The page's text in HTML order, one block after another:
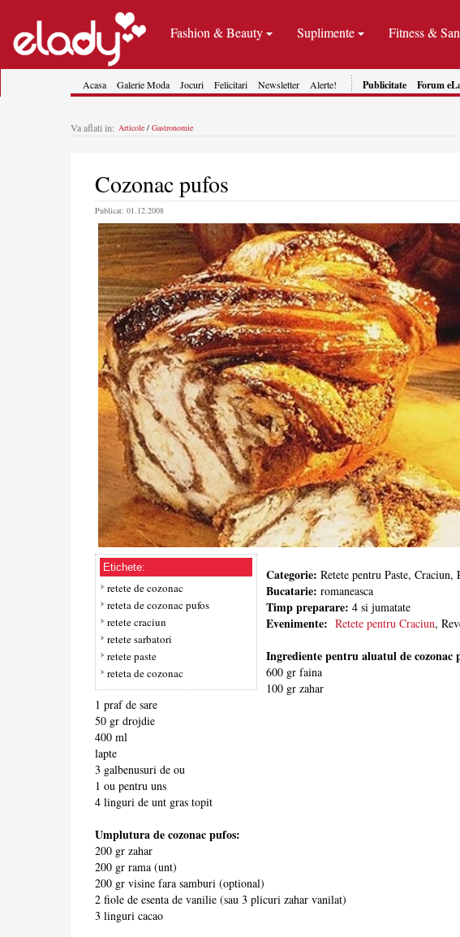
Fashion & Beauty Suplimente Fitness &
Acasa Galerie Moda Jocuri Felicitari Newsletter Alerte! Publicitate Forum
Va aflati in: Articole / Gastronomie
Cozonac pufos
Publicat: 01.12.2008
Etichete:
retete de cozonac
reteta de cozonac pufos
retete craciun
retete sarbatori
retete paste
reteta de cozonac
Categorie: Retete pentru Paste, Craciun,
Bucatarie: romaneasca
Timp preparare: 4 si jumatate
Evenimente: Retete pentru Craciun,
Ingrediente pentru aluatul de cozonac
600 gr faina
100 gr zahar
1 praf de sare
50 gr drojdie
400 ml
lapte
3 galbenusuri de ou
1 ou pentru uns
4 linguri de unt gras topit
Umplutura de cozonac pufos:
200 gr zahar
200 gr rama (unt)
200 gr visine fara samburi (optional)
2 fiole de esenta de vanilie (sau 3 plicuri zahar vanilat)
3 linguri cacao